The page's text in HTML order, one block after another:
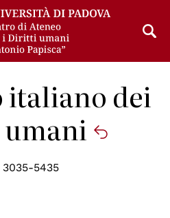
dei
3035-5435